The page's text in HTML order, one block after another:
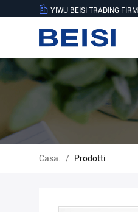
YIWU BEISI TRADING FIRM
Casa. / Prodotti